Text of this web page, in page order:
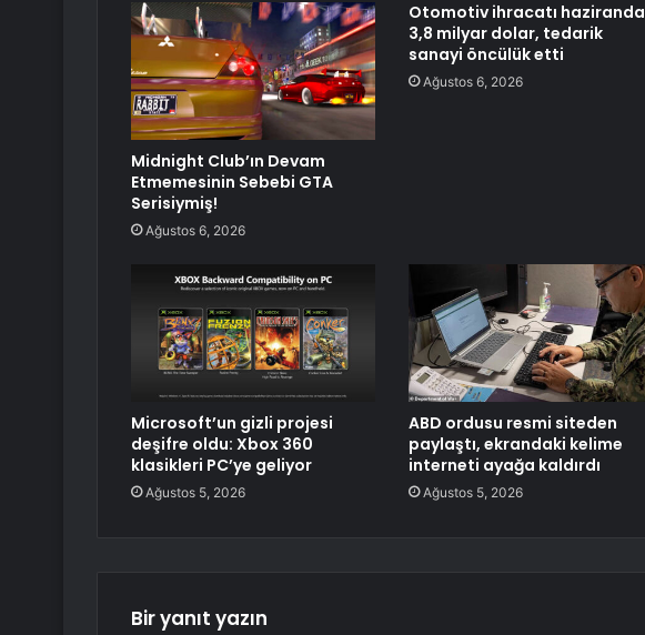
Midnight Club’ın Devam
Etmemesinin Sebebi GTA
Serisiymiş!
Ağustos 6, 2026
Otomotiv ihracatı haziranda
3,8 milyar dolar, tedarik
sanayi öncülük etti
Ağustos 6, 2026
Microsoft’un gizli projesi
deşifre oldu: Xbox 360
klasikleri PC’ye geliyor
Ağustos 5, 2026
ABD ordusu resmi siteden
paylaştı, ekrandaki kelime
interneti ayağa kaldırdı
Ağustos 5, 2026
Bir yanıt yazın